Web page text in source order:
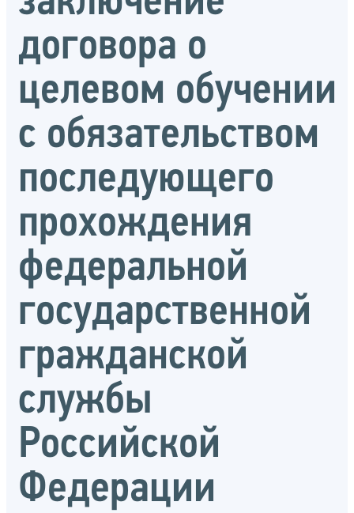
договора о
целевом обучении
с обязательством
последующего
прохождения
федеральной
государственной
гражданской
службы
Российской
Федерации